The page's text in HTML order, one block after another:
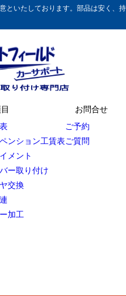
いたしております。部品は安く、
ンション工賃表
メント
ー取り付け
交換
加工
お問合せ
ご予約
ご質問